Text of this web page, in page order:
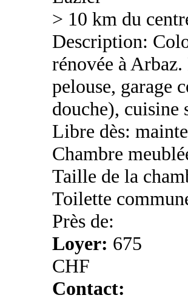
> 10 km du
Description:
rénovée à
pelouse, garage
douche), cuisine
Libre dès:
Chambre
Taille de la
Toilette
Près de:
Loyer: 675
CHF
Contact: